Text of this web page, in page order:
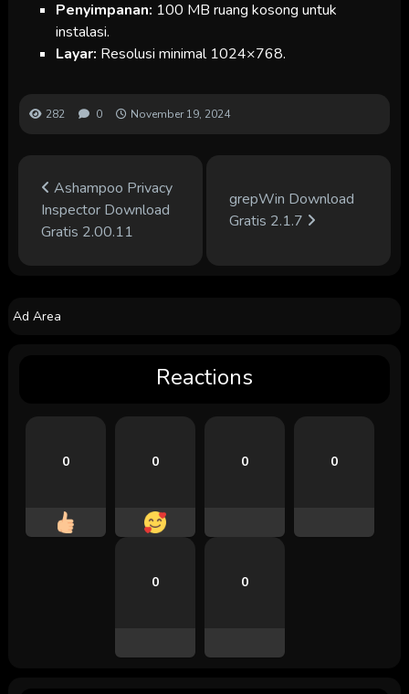
Penyimpanan: 100 MB ruang kosong untuk
instalasi.
Layar: Resolusi minimal 1024×768.
282 0 November 19, 2024
Ashampoo Privacy
Inspector Download
Gratis 2.00.11
grepWin Download
Gratis 2.1.7
Ad Area
Reactions
0 0 0 0
0 0